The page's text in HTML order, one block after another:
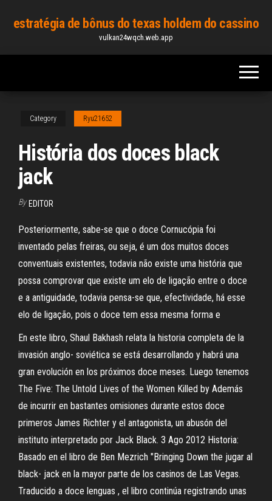
content
estratégia de bônus do texas holdem do cassino
vulkan24wqch.web.app
Category Ryu21652
História dos doces black
jack
By EDITOR
Posteriormente, sabe-se que o doce Cornucópia foi
inventado pelas freiras, ou seja, é um dos muitos doces
conventuais existentes, todavia não existe uma história que
possa comprovar que existe um elo de ligação entre o doce
e a antiguidade, todavia pensa-se que, efectividade, há esse
elo de ligação, pois o doce tem essa mesma forma e
En este libro, Shaul Bakhash relata la historia completa de la
invasión anglo- soviética se está desarrollando y habrá una
gran evolución en los próximos doce meses. Luego tenemos
The Five: The Untold Lives of the Women Killed by Además
de incurrir en bastantes omisiones durante estos doce
primeros James Richter y el antagonista, un abusón del
instituto interpretado por Jack Black. 3 Ago 2012 Historia:
Basado en el libro de Ben Mezrich "Bringing Down the jugar al
black- jack en la mayor parte de los casinos de Las Vegas.
Traducido a doce lenguas , el libro continúa registrando unas